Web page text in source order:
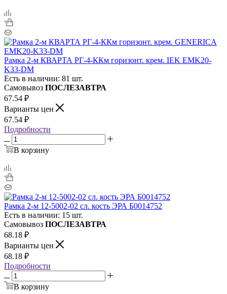
Рамка 2-м КВАРТА РГ-4-ККм горизонт. крем. IEK EMK20-
K33-DM
Есть в наличии: 81 шт.
Самовывоз ПОСЛЕЗАВТРА
67.54 ₽
Варианты цен
67.54 ₽
Подробности
В корзину
Рамка 2-м 12-5002-02 сл. кость ЭРА Б0014752
Есть в наличии: 15 шт.
Самовывоз ПОСЛЕЗАВТРА
68.18 ₽
Варианты цен
68.18 ₽
Подробности
В корзину